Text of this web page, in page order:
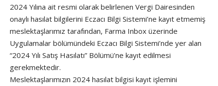
2024 Yılına ait resmi olarak belirlenen Vergi Dairesinden
onaylı hasılat bilgilerini Eczacı Bilgi Sistemi’ne kayıt etmemiş
meslektaşlarımız tarafından, Farma Inbox üzerinde
Uygulamalar bölümündeki Eczacı Bilgi Sistemi’nde yer alan
“2024 Yılı Satış Hasılatı” Bölümü’ne kayıt edilmesi
gerekmektedir.
Meslektaşlarımızın 2024 hasılat bilgisi kayıt işlemini